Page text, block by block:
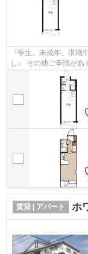
『学生、未成年、求
し』 その他ご事情が
スタッフが対応致しま
賃貸 | アパート ホ